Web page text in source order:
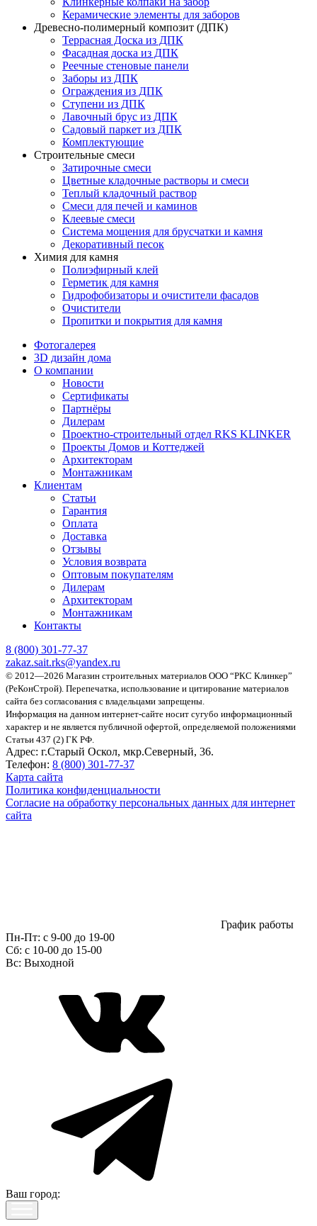
Керамические элементы для заборов
Древесно-полимерный композит (ДПК)
Террасная Доска из ДПК
Фасадная доска из ДПК
Реечные стеновые панели
Заборы из ДПК
Ограждения из ДПК
Ступени из ДПК
Лавочный брус из ДПК
Садовый паркет из ДПК
Комплектующие
Строительные смеси
Затирочные смеси
Цветные кладочные растворы и смеси
Теплый кладочный раствор
Смеси для печей и каминов
Клеевые смеси
Система мощения для брусчатки и камня
Декоративный песок
Химия для камня
Полиэфирный клей
Герметик для камня
Гидрофобизаторы и очистители фасадов
Очистители
Пропитки и покрытия для камня
Фотогалерея
3D дизайн дома
О компании
Новости
Сертификаты
Партнёры
Дилерам
Проектно-строительный отдел RKS KLINKER
Проекты Домов и Коттеджей
Архитекторам
Монтажникам
Клиентам
Статьи
Гарантия
Оплата
Доставка
Отзывы
Условия возврата
Оптовым покупателям
Дилерам
Архитекторам
Монтажникам
Контакты
8 (800) 301-77-37
zakaz.sait.rks@yandex.ru
© 2012—2026 Магазин строительных материалов ООО “РКС Клинкер”
(РеКонСтрой). Перепечатка, использование и цитирование материалов
сайта без согласования с владельцами запрещены.
Информация на данном интернет-сайте носит сугубо информационный
характер и не является публичной офертой, определяемой положениями
Статьи 437 (2) ГК РФ.
Адрес: г.Старый Оскол, мкр.Северный, 36.
Телефон: 8 (800) 301-77-37
Карта сайта
Политика конфиденциальности
Согласие на обработку персональных данных для интернет
сайта
График работы
Пн-Пт: с 9-00 до 19-00
Сб: c 10-00 до 15-00
Вс: Выходной
Ваш город: